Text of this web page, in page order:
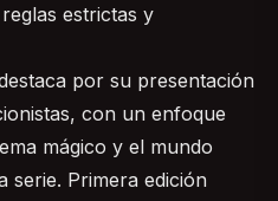
estrictas y
por su presentación
con un enfoque
mágico y el mundo
serie. Primera edición